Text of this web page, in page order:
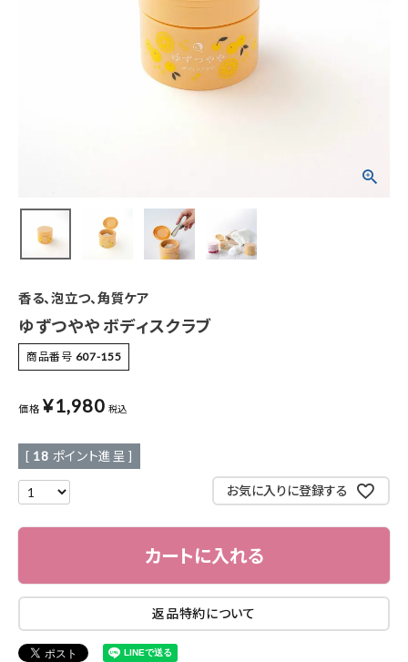
お客さま向け窓口(お問い合わせ)
メディアさま向け窓口
店舗情報
香る、泡立つ、角質ケア
ゆずつやや ボディスクラブ
商品番号 607-155
価格 ¥1,980 税込
[ 18 ポイント進呈 ]
お気に入りに登録する
カートに入れる
返品特約について